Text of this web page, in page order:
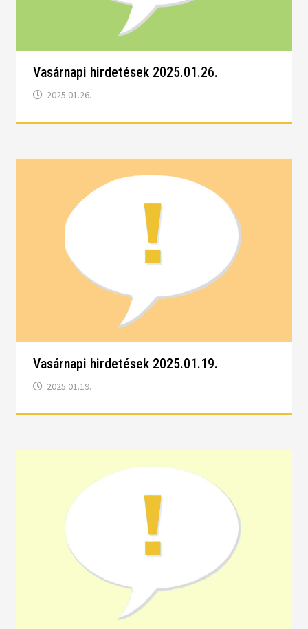
Vasárnapi hirdetések 2025.01.26.
2025.01.26.
Vasárnapi hirdetések 2025.01.19.
2025.01.19.